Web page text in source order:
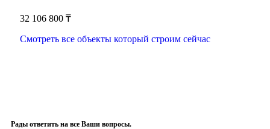
32 106 800 ₸
Смотреть все объекты который строим сейчас
Рады ответить на все Ваши вопросы.